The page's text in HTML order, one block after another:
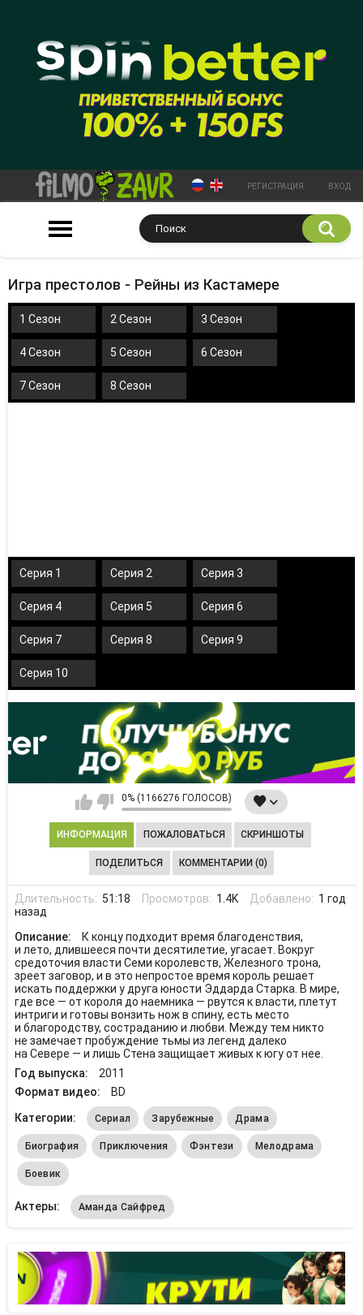
РЕГИСТРАЦИЯ ВХОД
Игра престолов - Рейны из Кастамере
1 Сезон 2 Сезон 3 Сезон
4 Сезон 5 Сезон 6 Сезон
7 Сезон 8 Сезон
Серия 1 Серия 2 Серия 3
Серия 4 Серия 5 Серия 6
Серия 7 Серия 8 Серия 9
Серия 10
0% (1166276 ГОЛОСОВ)
ИНФОРМАЦИЯ ПОЖАЛОВАТЬСЯ СКРИНШОТЫ
ПОДЕЛИТЬСЯ КОММЕНТАРИИ (0)
Длительность: 51:18 Просмотров: 1.4K Добавлено: 1 год
назад
Описание:
К концу подходит время благоденствия,
и лето, длившееся почти десятилетие, угасает. Вокруг
средоточия власти Семи королевств, Железного трона,
зреет заговор, и в это непростое время король решает
искать поддержки у друга юности Эддарда Старка. В мире,
где все — от короля до наемника — рвутся к власти, плетут
интриги и готовы вонзить нож в спину, есть место
и благородству, состраданию и любви. Между тем никто
не замечает пробуждение тьмы из легенд далеко
на Севере — и лишь Стена защищает живых к югу от нее.
Год выпуска:
2011
Формат видео:
BD
Категории:
Сериал Зарубежные Драма
Биография Приключения Фэнтези Мелодрама
Боевик
Актеры: Аманда Сайфред